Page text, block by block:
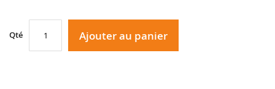
Qté Ajouter au panier